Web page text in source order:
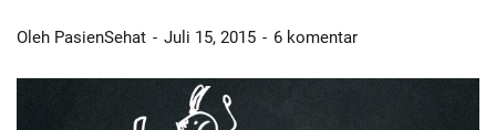
Oleh PasienSehat Juli 15, 2015 6 komentar